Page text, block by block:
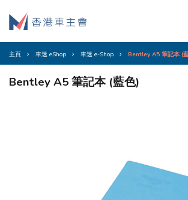
主頁 車迷 eShop 車迷 e-Shop Bentley A5 筆記本 (
Bentley A5 筆記本 (藍色)